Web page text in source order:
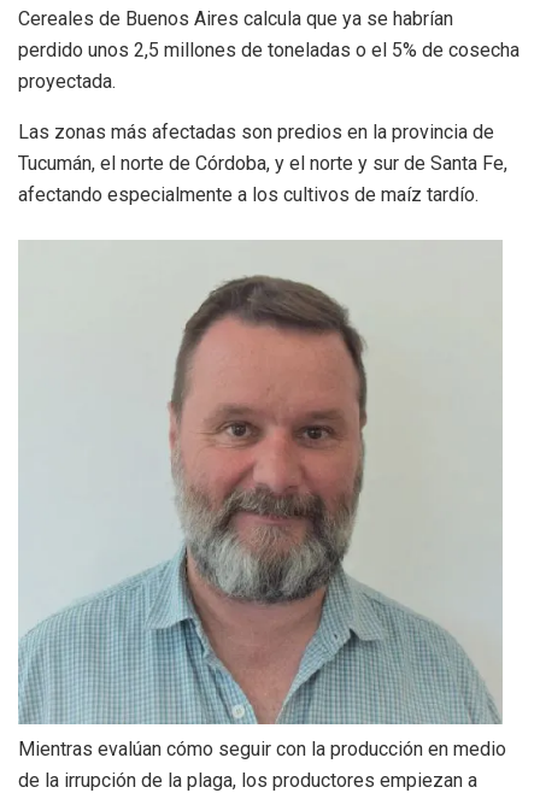
Cereales de Buenos Aires calcula que ya se habrían
perdido unos 2,5 millones de toneladas o el 5% de cosecha
proyectada.
Las zonas más afectadas son predios en la provincia de
Tucumán, el norte de Córdoba, y el norte y sur de Santa Fe,
afectando especialmente a los cultivos de maíz tardío.
Mientras evalúan cómo seguir con la producción en medio
de la irrupción de la plaga, los productores empiezan a